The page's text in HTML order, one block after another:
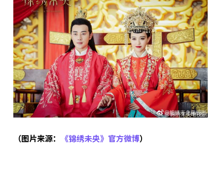
（图片来源： 《锦绣未央》官方微博）